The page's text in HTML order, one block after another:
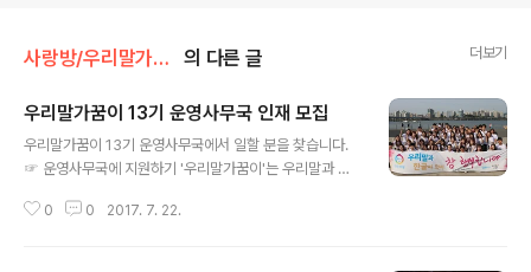
사랑방/우리말가꿈이 의 다른 글 더보기
우리말가꿈이 13기 운영사무국 인재 모집
우리말가꿈이 13기 운영사무국에서 일할 분을 찾습니다.
☞ 운영사무국에 지원하기 '우리말가꿈이'는 우리말과 한
들이 모여 활동하는 우리말글 사랑 단체입니다. 2011년 1
0 0 2017. 7. 22.